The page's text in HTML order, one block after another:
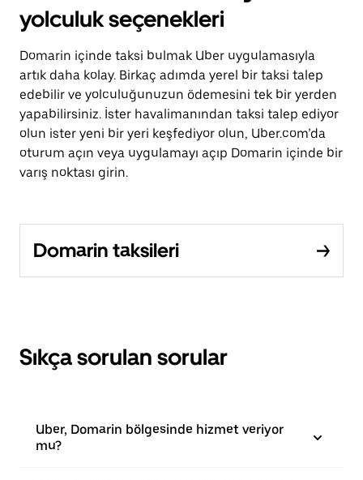
yolculuk seçenekleri
Domarin içinde taksi bulmak Uber uygulamasıyla
artık daha kolay. Birkaç adımda yerel bir taksi talep
edebilir ve yolculuğunuzun ödemesini tek bir yerden
yapabilirsiniz. İster havalimanından taksi talep ediyor
olun ister yeni bir yeri keşfediyor olun, Uber.com’da
oturum açın veya uygulamayı açıp Domarin içinde bir
varış noktası girin.
Domarin taksileri
Sıkça sorulan sorular
Uber, Domarin bölgesinde hizmet veriyor
mu?